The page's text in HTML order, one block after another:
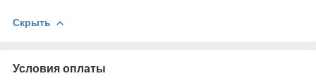
Скрыть
Условия оплаты